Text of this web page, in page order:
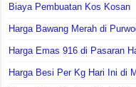
Biaya Pembuatan Kos Kosan
Harga Bawang Merah di
Harga Emas 916 di Pasaran
Harga Besi Per Kg Hari Ini di